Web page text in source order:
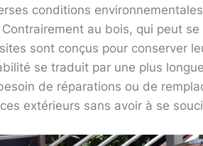
conditions
au bois, qui peut
sont conçus pour conserver
se traduit par une plus
de réparations ou de
extérieurs sans avoir à se